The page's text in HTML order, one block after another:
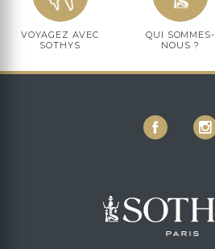
VOYAGEZ AVEC
SOTHYS
QUI SOMMES-
NOUS ?